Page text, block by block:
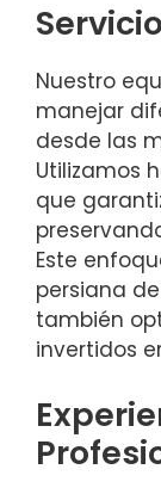
Nuestro
manejar
desde las
Utilizamos
que
Este
persiana
también
invertidos